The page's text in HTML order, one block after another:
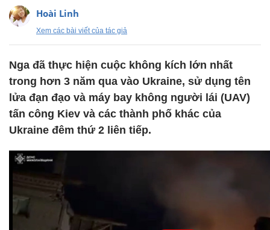
Hoài Linh
Xem các bài viết của tác giả
Nga đã thực hiện cuộc không kích lớn nhất
trong hơn 3 năm qua vào Ukraine, sử dụng tên
lửa đạn đạo và máy bay không người lái (UAV)
tấn công Kiev và các thành phố khác của
Ukraine đêm thứ 2 liên tiếp.